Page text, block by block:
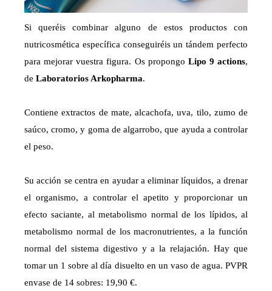
Si queréis combinar alguno de estos productos con
nutricosmética específica conseguiréis un tándem perfecto
para mejorar vuestra figura. Os propongo Lipo 9 actions,
de Laboratorios Arkopharma.
Contiene extractos de mate, alcachofa, uva, tilo, zumo de
saúco, cromo, y goma de algarrobo, que ayuda a controlar
el peso.
Su acción se centra en ayudar a eliminar líquidos, a drenar
el organismo, a controlar el apetito y proporcionar un
efecto saciante, al metabolismo normal de los lípidos, al
metabolismo normal de los macronutrientes, a la función
normal del sistema digestivo y a la relajación. Hay que
tomar un 1 sobre al día disuelto en un vaso de agua. PVPR
envase de 14 sobres: 19,90 €.